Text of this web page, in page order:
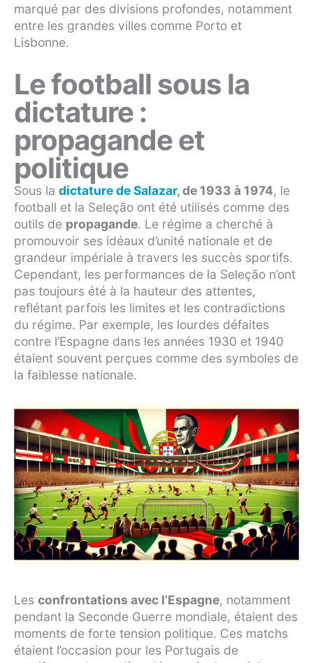
marqué par des divisions profondes, notamment
entre les grandes villes comme Porto et
Lisbonne.
Le football sous la
dictature :
propagande et
politique
Sous la dictature de Salazar, de 1933 à 1974, le
football et la Seleção ont été utilisés comme des
outils de propagande. Le régime a cherché à
promouvoir ses idéaux d’unité nationale et de
grandeur impériale à travers les succès sportifs.
Cependant, les performances de la Seleção n’ont
pas toujours été à la hauteur des attentes,
reflétant parfois les limites et les contradictions
du régime. Par exemple, les lourdes défaites
contre l’Espagne dans les années 1930 et 1940
étaient souvent perçues comme des symboles de
la faiblesse nationale.
Les confrontations avec l’Espagne, notamment
pendant la Seconde Guerre mondiale, étaient des
moments de forte tension politique. Ces matchs
étaient l’occasion pour les Portugais de